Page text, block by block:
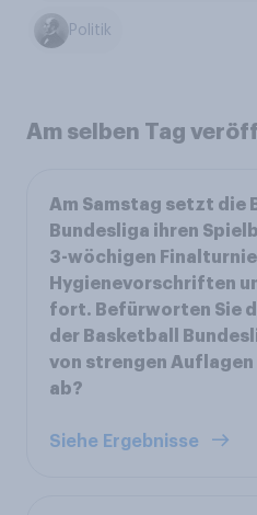
Politik
Am selben Tag
Am Samstag setzt die
Bundesliga ihren
3-wöchigen
Hygienevorschriften
fort. Befürworten Sie
der Basketball
von strengen Auflagen
ab?
Siehe Ergebnisse